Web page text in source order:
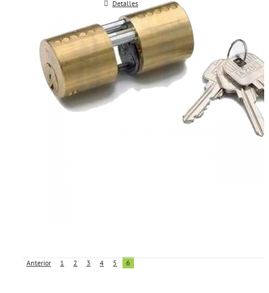
Detalles
Anterior 1 2 3 4 5 6